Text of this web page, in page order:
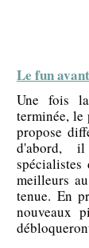
Le fun
Une fois la
terminée, le
propose
d'abord,
meilleurs
tenue. En
nouveaux